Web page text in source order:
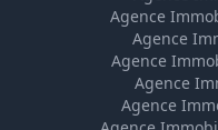
Agence
Agence
Agence
Agence
Agence